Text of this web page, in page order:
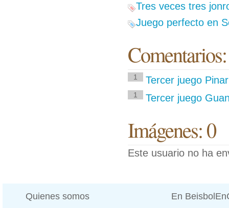
Tres veces tres
Juego perfecto en
1 Tercer juego
1 Tercer juego
Imágenes: 0
Este usuario no ha
Quienes somos En